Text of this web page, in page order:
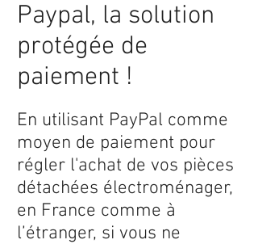
Paypal, la solution
protégée de
paiement !
En utilisant PayPal comme
moyen de paiement pour
régler l'achat de vos pièces
détachées électroménager,
en France comme à
l’étranger, si vous ne